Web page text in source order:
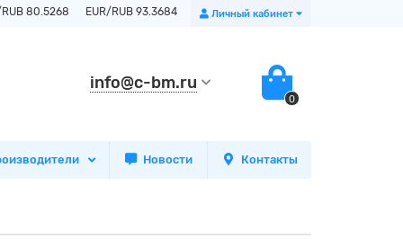
Личный кабинет
RUB 80.5268 EUR/RUB 93.3684
info@c-bm.ru
0
Новости Контакты